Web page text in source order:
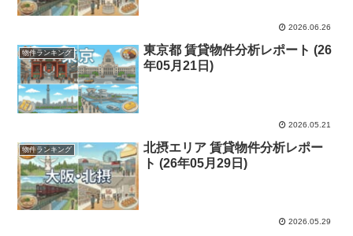
2026.06.26
物件ランキング
東京都 賃貸物件分析レポート (26
年05月21日)
2026.05.21
物件ランキング
北摂エリア 賃貸物件分析レポー
ト (26年05月29日)
2026.05.29